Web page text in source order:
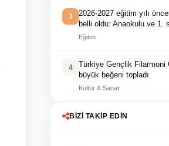
3
2026-2027 eğitim yılı
belli oldu: Anaokulu ve 1.
tarihi açıklandı
Eğitim
4
Türkiye Gençlik Filarmoni
büyük beğeni topladı
Kültür & Sanat
BIZI TAKIP EDIN